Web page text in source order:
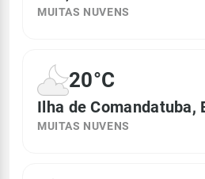
MUITAS NUVENS
20°C
Ilha de Comandatuba,
MUITAS NUVENS